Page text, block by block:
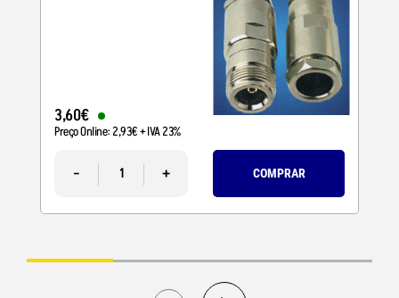
3,60€
Preço Online: 2,93€+ IVA 23%
- + COMPRAR